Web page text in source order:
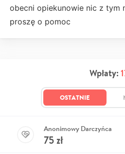
obecni opiekunowie nic z tym
proszę o pomoc
Wpłaty:
OSTATNIE
Anonimowy Darczyńca
75zł